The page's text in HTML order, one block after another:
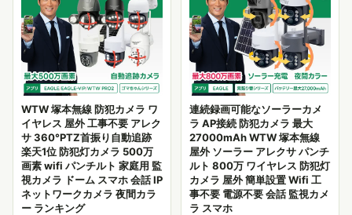
WTW 塚本無線 防犯カメラ ワ
イヤレス 屋外 工事不要 アレク
サ 360°PTZ首振り自動追跡
楽天1位 防犯灯カメラ 500万
画素 wifi パンチルト 家庭用 監
視カメラ ドーム スマホ 会話 IP
ネットワークカメラ 夜間カラ
ー ランキング
連続録画可能なソーラーカメ
ラ AP接続 防犯カメラ 最大
27000mAh WTW 塚本無線
屋外 ソーラー アレクサ パンチ
ルト 800万 ワイヤレス 防犯灯
カメラ 屋外 簡単設置 Wifi 工
事不要 電源不要 会話 監視カメ
ラ スマホ